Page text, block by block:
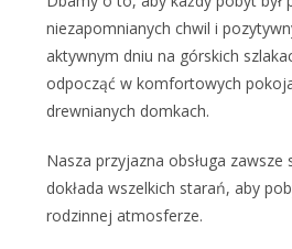
niezapomnianych chwil i
aktywnym dniu na górskich
odpocząć w komfortowych
drewnianych domkach.
Nasza przyjazna obsługa zawsze
dokłada wszelkich starań, aby
rodzinnej atmosferze.